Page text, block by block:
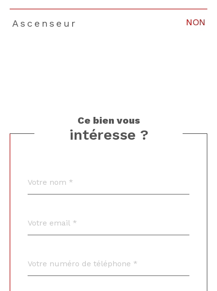
Ascenseur NON
ce bien vous
intéresse ?
Fieldset
*
*
*